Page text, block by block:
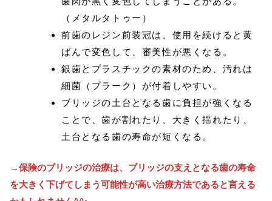
（メタルタトゥー）
前歯のレジン前装冠は、使用を続けると黄
ばんで変色して、審美性が悪くなる。
銀歯とプラスチックの素材のため、汚れは
細菌（プラーク）が付着しやすい。
ブリッジの土台となる歯に負担が強くなる
ことで、歯が割れたり、大きく揺れたり、
土台となる歯の寿命が短くなる。
→保険のブリッジの治療は、ブリッジの支えとなる歯の寿命
を大きく下げてしまう可能性が高い治療方法であると言える